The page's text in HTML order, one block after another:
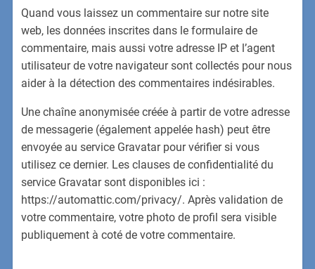
Quand vous laissez un commentaire sur notre site
web, les données inscrites dans le formulaire de
commentaire, mais aussi votre adresse IP et l’agent
utilisateur de votre navigateur sont collectés pour nous
aider à la détection des commentaires indésirables.
Une chaîne anonymisée créée à partir de votre adresse
de messagerie (également appelée hash) peut être
envoyée au service Gravatar pour vérifier si vous
utilisez ce dernier. Les clauses de confidentialité du
service Gravatar sont disponibles ici :
https://automattic.com/privacy/. Après validation de
votre commentaire, votre photo de profil sera visible
publiquement à coté de votre commentaire.